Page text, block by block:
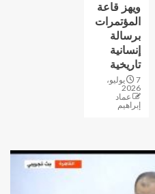
ويهز قاعة
المؤتمرات
برسالة
إنسانية
تاريخية
7 يوليو،
2026
عماد
إبراهيم